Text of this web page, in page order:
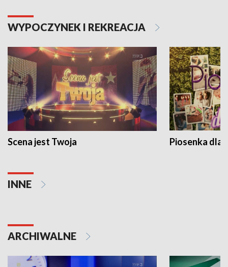
WYPOCZYNEK I REKREACJA
Scena jest Twoja Piosenka dla
INNE
ARCHIWALNE